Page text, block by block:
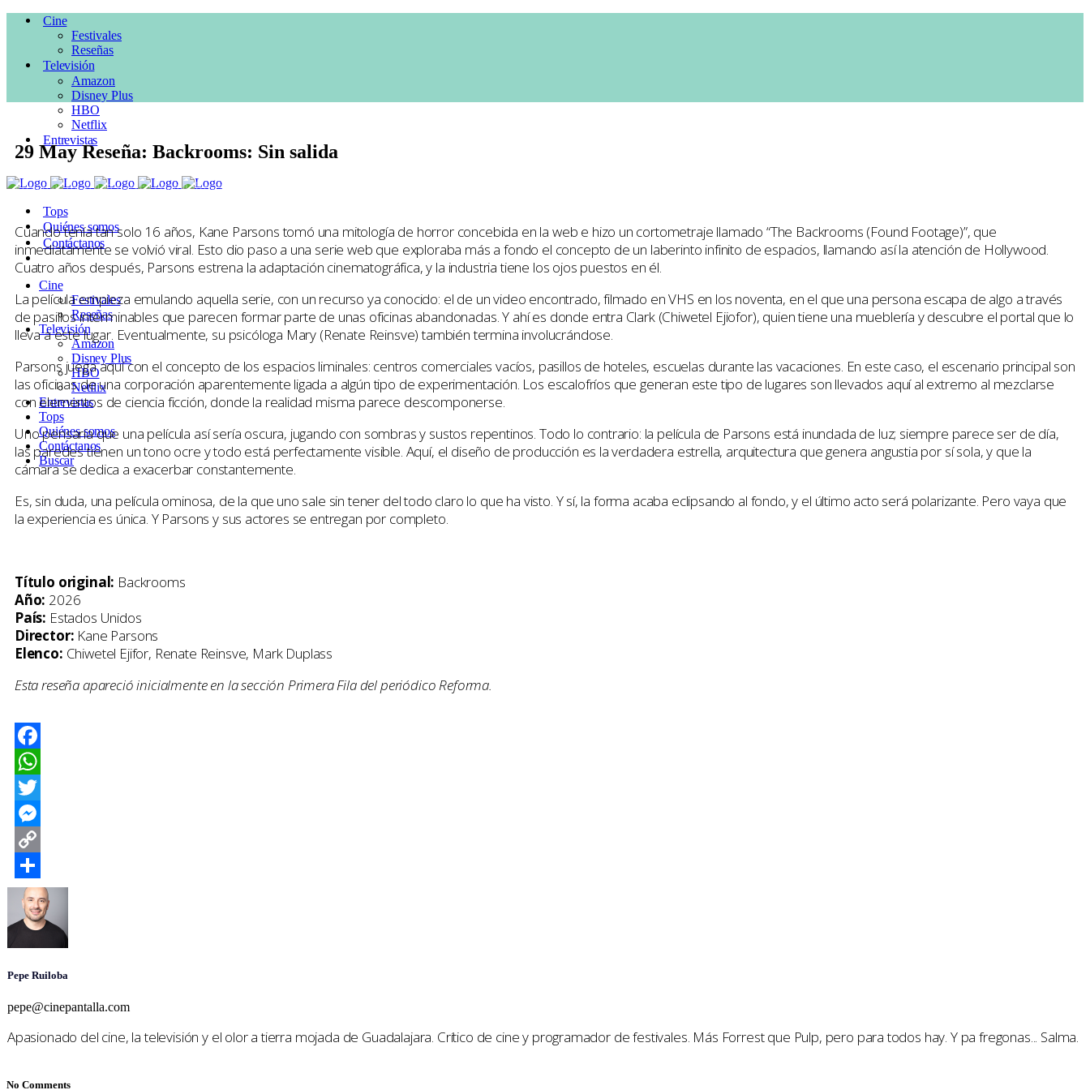
Cine
Festivales
Reseñas
Televisión
Amazon
Disney Plus
HBO
Netflix
Entrevistas
Tops
Quiénes somos
Contáctanos
Cine
Festivales
Reseñas
Televisión
Amazon
Disney Plus
HBO
Netflix
Entrevistas
Tops
Quiénes somos
Contáctanos
Buscar
29 MayReseña: Backrooms: Sin salida
Posted at 18:41hinCINE,Drama,Reseñas
Cuando tenía tan solo 16 años, Kane Parsons tomó una mitología de horror concebida en la web e hizo un cortometraje llamado “The Backrooms (Found Footage)”, que
inmediatamente se volvió viral. Esto dio paso a una serie web que exploraba más a fondo el concepto de un laberinto infinito de espacios, llamando así la atención de Hollywood.
Cuatro años después, Parsons estrena la adaptación cinematográfica, y la industria tiene los ojos puestos en él.
La película empieza emulando aquella serie, con un recurso ya conocido: el de un video encontrado, filmado en VHS en los noventa, en el que una persona escapa de algo a través
de pasillos interminables que parecen formar parte de unas oficinas abandonadas. Y ahí es donde entra Clark (Chiwetel Ejiofor), quien tiene una mueblería y descubre el portal que lo
lleva a este lugar. Eventualmente, su psicóloga Mary (Renate Reinsve) también termina involucrándose.
Parsons juega aquí con el concepto de los espacios liminales: centros comerciales vacíos, pasillos de hoteles, escuelas durante las vacaciones. En este caso, el escenario principal son
las oficinas de una corporación aparentemente ligada a algún tipo de experimentación. Los escalofríos que generan este tipo de lugares son llevados aquí al extremo al mezclarse
con elementos de ciencia ficción, donde la realidad misma parece descomponerse.
Uno pensaría que una película así sería oscura, jugando con sombras y sustos repentinos. Todo lo contrario: la película de Parsons está inundada de luz; siempre parece ser de día,
las paredes tienen un tono ocre y todo está perfectamente visible. Aquí, el diseño de producción es la verdadera estrella, arquitectura que genera angustia por sí sola, y que la
cámara se dedica a exacerbar constantemente.
Es, sin duda, una película ominosa, de la que uno sale sin tener del todo claro lo que ha visto. Y sí, la forma acaba eclipsando al fondo, y el último acto será polarizante. Pero vaya que
la experiencia es única. Y Parsons y sus actores se entregan por completo.
Título original: Backrooms
Año: 2026
País: Estados Unidos
Director: Kane Parsons
Elenco: Chiwetel Ejifor, Renate Reinsve, Mark Duplass
Esta reseña apareció inicialmente en la sección Primera Fila del periódico Reforma.
Facebook
WhatsApp
Twitter
Messenger
Copy
Link
Compartir
Pepe Ruiloba
pepe@cinepantalla.com
Apasionado del cine, la televisión y el olor a tierra mojada de Guadalajara. Crítico de cine y programador de festivales. Más Forrest que Pulp, pero para todos hay. Y pa fregonas... Salma.
No Comments